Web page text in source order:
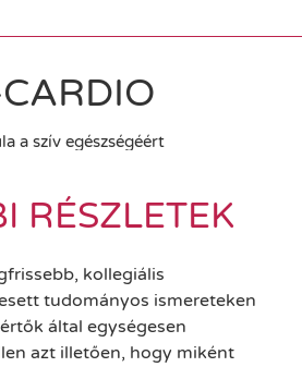
a szív egészségéért
RÉSZLETEK
kollegiális
tudományos ismereteken
által egységesen
azt illetően, hogy miként